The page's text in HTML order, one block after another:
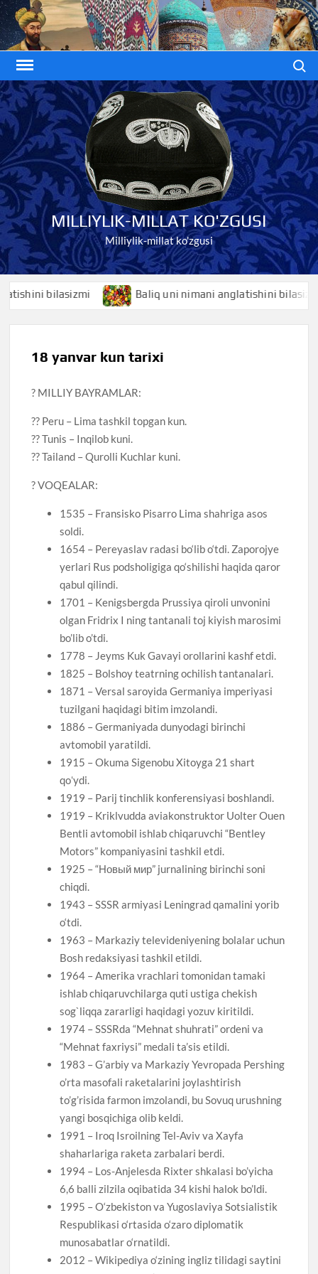
Skip
to
content
MILLIYLIK-MILLAT KO'ZGUSI
Milliylik-millat ko'zgusi
bilasizmi Baliq uni nimani anglatishini bilasizmi
18 yanvar kun tarixi
? MILLIY BAYRAMLAR:
?? Peru – Lima tashkil topgan kun.
?? Tunis – Inqilob kuni.
?? Tailand – Qurolli Kuchlar kuni.
? VOQEALAR:
1535 – Fransisko Pisarro Lima shahriga asos
soldi.
1654 – Pereyaslav radasi bo‘lib o‘tdi. Zaporojye
yerlari Rus podsholigiga qo‘shilishi haqida qaror
qabul qilindi.
1701 – Kenigsbergda Prussiya qiroli unvonini
olgan Fridrix I ning tantanali toj kiyish marosimi
bo’lib o’tdi.
1778 – Jeyms Kuk Gavayi orollarini kashf etdi.
1825 – Bolshoy teatrning ochilish tantanalari.
1871 – Versal saroyida Germaniya imperiyasi
tuzilgani haqidagi bitim imzolandi.
1886 – Germaniyada dunyodagi birinchi
avtomobil yaratildi.
1915 – Okuma Sigenobu Xitoyga 21 shart
qoʻydi.
1919 – Parij tinchlik konferensiyasi boshlandi.
1919 – Kriklvudda aviakonstruktor Uolter Ouen
Bentli avtomobil ishlab chiqaruvchi “Bentley
Motors” kompaniyasini tashkil etdi.
1925 – “Новый мир” jurnalining birinchi soni
chiqdi.
1943 – SSSR armiyasi Leningrad qamalini yorib
o‘tdi.
1963 – Markaziy televideniyening bolalar uchun
Bosh redaksiyasi tashkil etildi.
1964 – Amerika vrachlari tomonidan tamaki
ishlab chiqaruvchilarga quti ustiga chekish
sog`liqqa zararligi haqidagi yozuv kiritildi.
1974 – SSSRda “Mehnat shuhrati” ordeni va
“Mehnat faxriysi” medali ta’sis etildi.
1983 – G’arbiy va Markaziy Yevropada Pershing
o’rta masofali raketalarini joylashtirish
to’g’risida farmon imzolandi, bu Sovuq urushning
yangi bosqichiga olib keldi.
1991 – Iroq Isroilning Tel-Aviv va Xayfa
shaharlariga raketa zarbalari berdi.
1994 – Los-Anjelesda Rixter shkalasi bo’yicha
6,6 balli zilzila oqibatida 34 kishi halok bo’ldi.
1995 – O‘zbekiston va Yugoslaviya Sotsialistik
Respublikasi o‘rtasida o‘zaro diplomatik
munosabatlar o‘rnatildi.
2012 – Wikipediya o‘zining ingliz tilidagi saytini